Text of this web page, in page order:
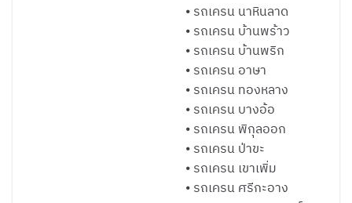
⦁ รถเครน นาหินลาด
⦁ รถเครน บ้านพร้าว
⦁ รถเครน บ้านพริก
⦁ รถเครน อาษา
⦁ รถเครน ทองหลาง
⦁ รถเครน บางอ้อ
⦁ รถเครน พิกุลออก
⦁ รถเครน ป่าขะ
⦁ รถเครน เขาเพิ่ม
⦁ รถเครน ศรีกะอาง